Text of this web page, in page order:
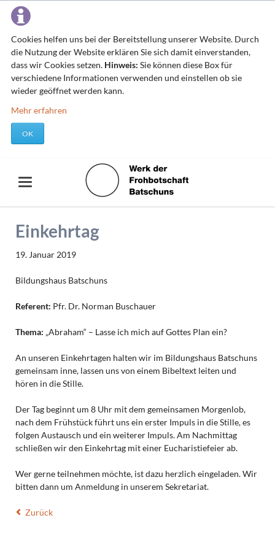
Cookies helfen uns bei der Bereitstellung unserer Website. Durch
die Nutzung der Website erklären Sie sich damit einverstanden,
dass wir Cookies setzen. Hinweis: Sie können diese Box für
verschiedene Informationen verwenden und einstellen ob sie
wieder geöffnet werden kann.
Mehr erfahren
OK
Einkehrtag
19. Januar 2019
Bildungshaus Batschuns
Referent: Pfr. Dr. Norman Buschauer
Thema: „Abraham“ – Lasse ich mich auf Gottes Plan ein?
An unseren Einkehrtagen halten wir im Bildungshaus Batschuns
gemeinsam inne, lassen uns von einem Bibeltext leiten und
hören in die Stille.
Der Tag beginnt um 8 Uhr mit dem gemeinsamen Morgenlob,
nach dem Frühstück führt uns ein erster Impuls in die Stille, es
folgen Austausch und ein weiterer Impuls. Am Nachmittag
schließen wir den Einkehrtag mit einer Eucharistiefeier ab.
Wer gerne teilnehmen möchte, ist dazu herzlich eingeladen. Wir
bitten dann um Anmeldung in unserem Sekretariat.
Zurück